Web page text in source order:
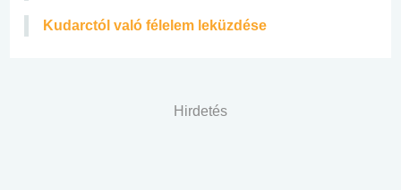
Kudarctól való félelem leküzdése
Hirdetés